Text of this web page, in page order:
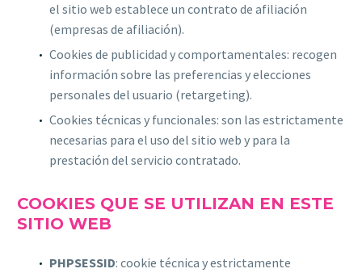
el sitio web establece un contrato de afiliación
(empresas de afiliación).
Cookies de publicidad y comportamentales: recogen
información sobre las preferencias y elecciones
personales del usuario (retargeting).
Cookies técnicas y funcionales: son las estrictamente
necesarias para el uso del sitio web y para la
prestación del servicio contratado.
COOKIES QUE SE UTILIZAN EN ESTE
SITIO WEB
PHPSESSID: cookie técnica y estrictamente